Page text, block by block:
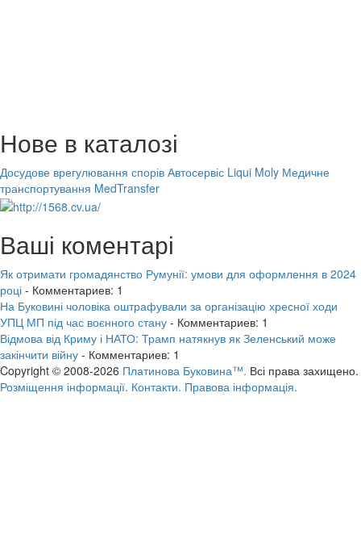
Нове в каталозі
Досудове врегулювання спорів Автосервіс Liqui Moly Медичне
транспортування MedTransfer
Ваші коментарі
Як отримати громадянство Румунії: умови для оформлення в 2024
році - Комментариев: 1
На Буковині чоловіка оштрафували за організацію хресної ходи
УПЦ МП під час воєнного стану - Комментариев: 1
Відмова від Криму і НАТО: Трамп натякнув як Зеленський може
закінчити війну - Комментариев: 1
Copyright © 2008-2026 Платинова Буковина™. Всі права захищено.
Розміщення інформації. Контакти. Правова інформація.